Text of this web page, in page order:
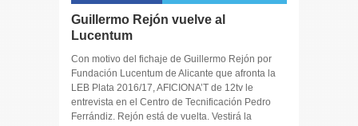
Guillermo Rejón vuelve al
Lucentum
Con motivo del fichaje de Guillermo Rejón por
Fundación Lucentum de Alicante que afronta la
LEB Plata 2016/17, AFICIONA’T de 12tv le
entrevista en el Centro de Tecnificación Pedro
Ferrándiz. Rejón está de vuelta. Vestirá la